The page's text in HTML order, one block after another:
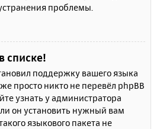
проблемы.
списке!
поддержку вашего языка
просто никто не перевёл phpBB
узнать у администратора
он установить нужный вам
языкового пакета не